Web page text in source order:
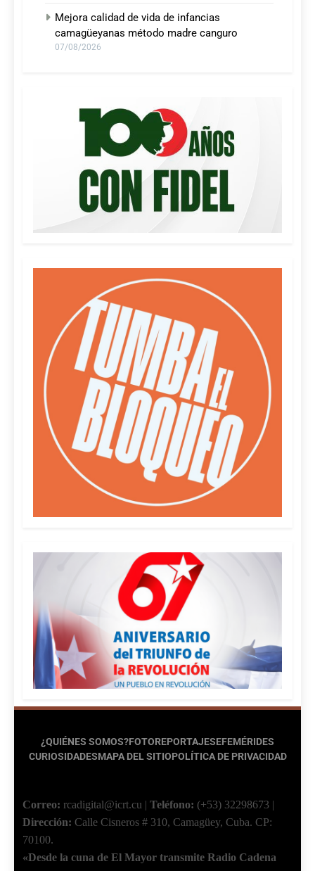
Mejora calidad de vida de infancias
camagüeyanas método madre canguro
07/08/2026
¿QUIÉNES SOMOS?FOTOREPORTAJESEFEMÉRIDES
CURIOSIDADESMAPA DEL SITIOPOLÍTICA DE PRIVACIDAD
Correo: rcadigital@icrt.cu | Teléfono: (+53) 32298673 |
Dirección: Calle Cisneros # 310, Camagüey, Cuba. CP:
70100.
«Desde la cuna de El Mayor transmite Radio Cadena